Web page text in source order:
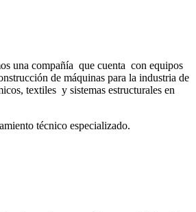
una compañía que cuenta con equipos
de máquinas para la industria de
textiles y sistemas estructurales en
técnico especializado.